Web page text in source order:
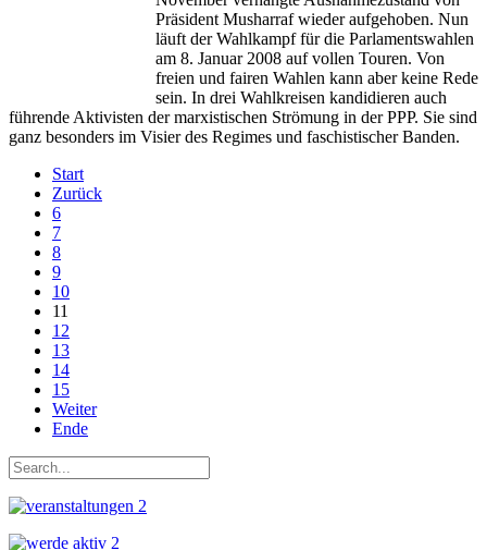
Präsident Musharraf wieder aufgehoben. Nun
läuft der Wahlkampf für die Parlamentswahlen
am 8. Januar 2008 auf vollen Touren. Von
freien und fairen Wahlen kann aber keine Rede
sein. In drei Wahlkreisen kandidieren auch
führende Aktivisten der marxistischen Strömung in der PPP. Sie sind
ganz besonders im Visier des Regimes und faschistischer Banden.
Start
Zurück
6
7
8
9
10
11
12
13
14
15
Weiter
Ende